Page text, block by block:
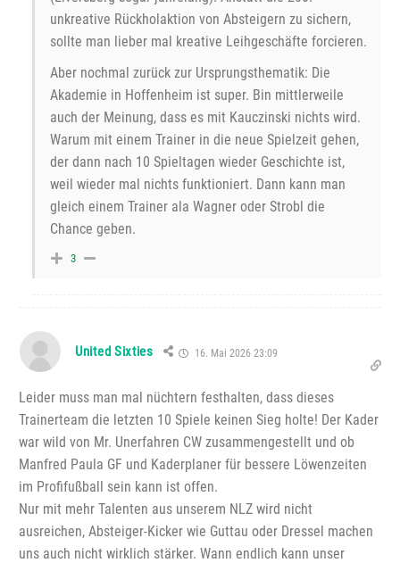
unkreative Rückholaktion von Absteigern zu sichern,
sollte man lieber mal kreative Leihgeschäfte forcieren.
Aber nochmal zurück zur Ursprungsthematik: Die
Akademie in Hoffenheim ist super. Bin mittlerweile
auch der Meinung, dass es mit Kauczinski nichts wird.
Warum mit einem Trainer in die neue Spielzeit gehen,
der dann nach 10 Spieltagen wieder Geschichte ist,
weil wieder mal nichts funktioniert. Dann kann man
gleich einem Trainer ala Wagner oder Strobl die
Chance geben.
3
United Sixties 16. Mai 2026 23:09
Leider muss man mal nüchtern festhalten, dass dieses
Trainerteam die letzten 10 Spiele keinen Sieg holte! Der Kader
war wild von Mr. Unerfahren CW zusammengestellt und ob
Manfred Paula GF und Kaderplaner für bessere Löwenzeiten
im Profifußball sein kann ist offen.
Nur mit mehr Talenten aus unserem NLZ wird nicht
ausreichen, Absteiger-Kicker wie Guttau oder Dressel machen
uns auch nicht wirklich stärker. Wann endlich kann unser